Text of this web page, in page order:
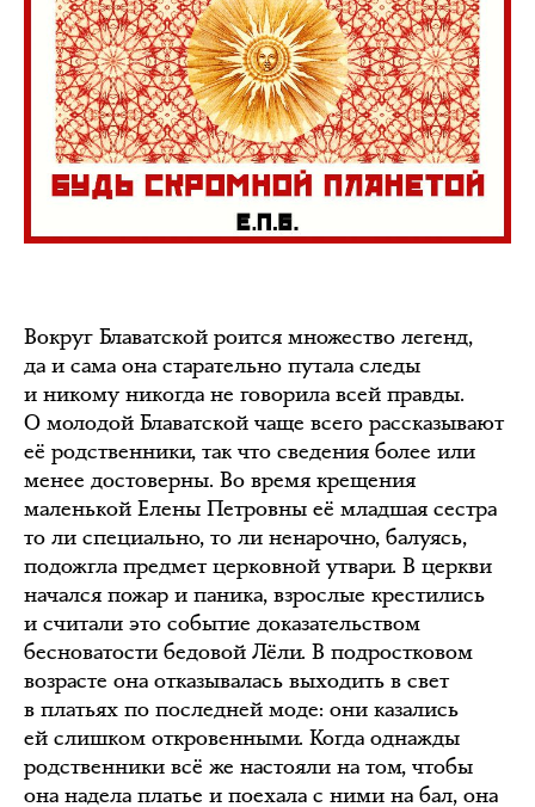
Вокруг Блаватской роится множество легенд,
да и сама она старательно путала следы
и никому никогда не говорила всей правды.
О молодой Блаватской чаще всего рассказывают
её родственники, так что сведения более или
менее достоверны. Во время крещения
маленькой Елены Петровны её младшая сестра
то ли специально, то ли ненарочно, балуясь,
подожгла предмет церковной утвари. В церкви
начался пожар и паника, взрослые крестились
и считали это событие доказательством
бесноватости бедовой Лёли. В подростковом
возрасте она отказывалась выходить в свет
в платьях по последней моде: они казались
ей слишком откровенными. Когда однажды
родственники всё же настояли на том, чтобы
она надела платье и поехала с ними на бал, она